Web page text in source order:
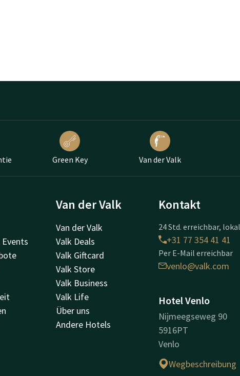
Green Key Van der Valk
Van der Valk
Van der Valk
Valk Deals
Valk Giftcard
Valk Store
Valk Business
Valk Life
Über uns
Andere Hotels
Kontakt
24 Std. erreichbar,
+31 77 354 41 41
Per E-Mail erreichbar
venlo@valk.com
Hotel Venlo
Nijmeegseweg 90
5916PT
Venlo
Wegbeschreibung